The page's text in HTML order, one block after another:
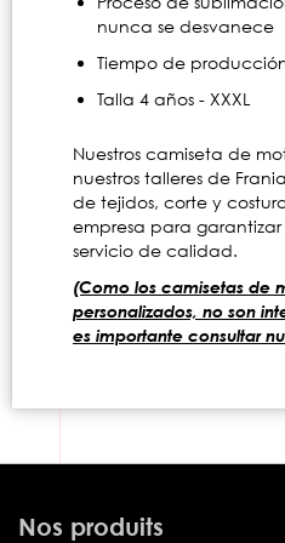
nunca se desvanece
Tiempo de
Talla 4 años - XXXL
Nuestros camiseta de
nuestros talleres de
de tejidos, corte y
empresa para
servicio de calidad.
(Como los camisetas de
personalizados, no son
es importante consultar
Nos produits